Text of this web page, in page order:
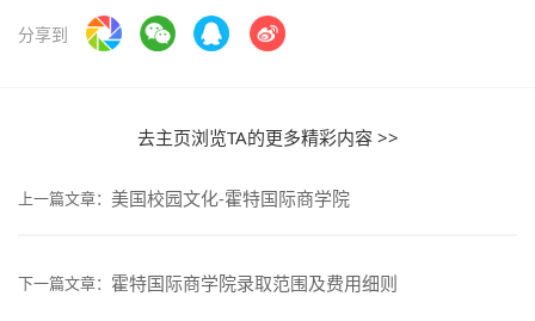
分享到
去主页浏览TA的更多精彩内容 >>
上一篇文章： 美国校园文化-霍特国际商学院
下一篇文章： 霍特国际商学院录取范围及费用细则